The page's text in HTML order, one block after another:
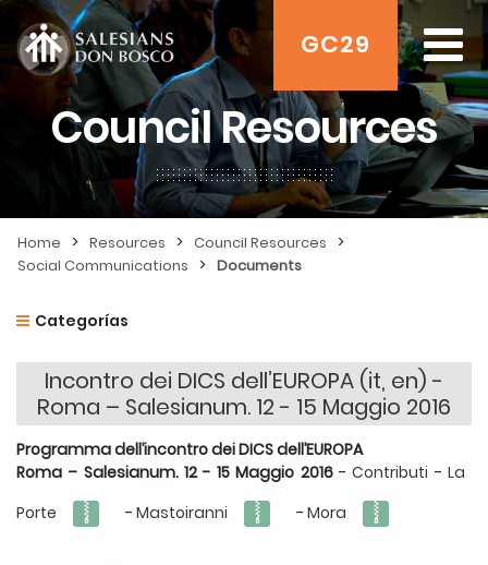
GC29
Council Resources
Home > Resources > Council Resources >
Social Communications > Documents
Categorías
Incontro dei DICS dell’EUROPA (it, en) -
Roma – Salesianum. 12 - 15 Maggio 2016
Programma dell’incontro dei DICS dell’EUROPA
Roma – Salesianum. 12 - 15 Maggio 2016 -Contributi -La
Porte
- Mastoiranni - Mora